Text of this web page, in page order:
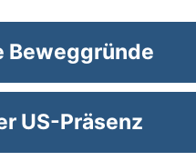
Beweggründe
US-Präsenz